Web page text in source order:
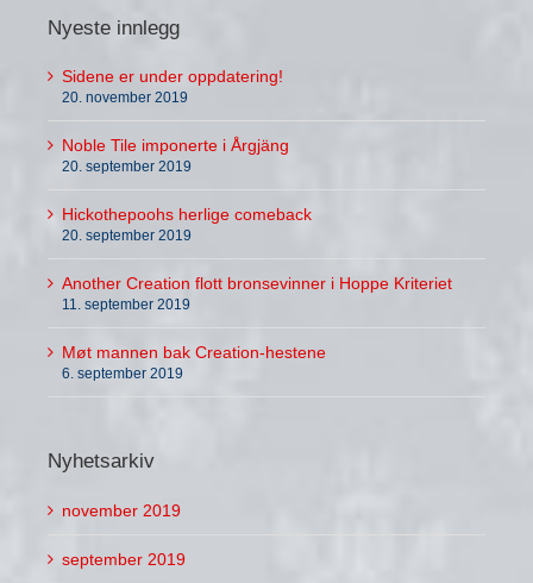
Nyeste innlegg
Sidene er under oppdatering!
20. november 2019
Noble Tile imponerte i Årgjäng
20. september 2019
Hickothepoohs herlige comeback
20. september 2019
Another Creation flott bronsevinner i Hoppe Kriteriet
11. september 2019
Møt mannen bak Creation-hestene
6. september 2019
Nyhetsarkiv
november 2019
september 2019